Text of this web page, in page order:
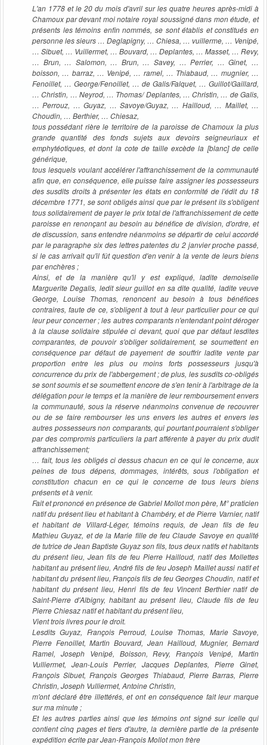
L'an 1778 et le 20 du mois d'avril sur les quatre heures après-midi à
Chamoux par devant moi notaire royal soussigné dans mon étude, et
présents les témoins enfin nommés, se sont établis et constitués en
personne les sieurs … Deglapigny, … Chiesa, … vuillerme, … Venipé,
… Sibuet, … Vuillermet, … Bouvard, … Deplantes, … Masset, … Revy,
… Brun, … Salomon, … Brun, … Savey, … Perrier, … Ginet, …
boisson, … barraz, … Venipé, … ramel, … Thiabaud, … mugnier, …
Fenoillet, … George/Fenoillet, … de Galis/Falquet, … Guillot/Gaillard,
… Christin, … Neyrod, … Thomas/ Deplantes, … Christin, … de Galis,
… Perrouz, … Guyaz, … Savoye/Guyaz, … Hailloud, … Maillet, …
Choudin, … Berthier, … Chiesaz,
tous possédant rière le territoire de la paroisse de Chamoux la plus
grande quantité des fonds sujets aux devoirs seigneuriaux et
emphytéotiques, et dont la cote de taille excède la [blanc] de celle
générique,
tous lesquels voulant accélérer l'affranchissement de la communauté
afin que, en conséquence, elle puisse faire assigner les possesseurs
des susdits droits à présenter les états en conformité de l'édit du 18
décembre 1771, se sont obligés ainsi que par le présent ils s'obligent
tous solidairement de payer le prix total de l'affranchissement de cette
paroisse en renonçant au besoin au bénéfice de division, d'ordre, et
de discussion, sans entendre néanmoins se départir de celui accordé
par le paragraphe six des lettres patentes du 2 janvier proche passé,
si le cas arrivait qu'il fût question d'en venir à la vente de leurs biens
par enchères ;
Ainsi, et de la manière qu'il y est expliqué, ladite demoiselle
Marguerite Degalis, ledit sieur guillot en sa dite qualité, ladite veuve
George, Louise Thomas, renoncent au besoin à tous bénéfices
contraires, faute de ce, s'obligent à tout à leur particulier pour ce qui
leur peur concerner ; les autres comparants n'entendant point déroger
à la clause solidaire stipulée ci devant, quoi que par défaut lesdites
comparantes, de pouvoir s'obliger solidairement, se soumettent en
conséquence par défaut de payement de souffrir ladite vente par
proportion entre les plus ou moins forts possesseurs jusqu'à
concurrence du prix de l'abbergement ; de plus, les susdits co-obligés
se sont soumis et se soumettent encore de s'en tenir à l'arbitrage de la
délégation pour le temps et la manière de leur remboursement envers
la communauté, sous la réserve néanmoins convenue de recouvrer
ou de se faire rembourser les uns envers les autres et envers les
autres possesseurs non comparants, qui pourtant pourraient s'obliger
par des compromis particuliers la part afférente à payer du prix dudit
affranchissement;
… fait, tous les obligés ci dessus chacun en ce qui le concerne, aux
peines de tous dépens, dommages, intérêts, sous l'obligation et
constitution chacun en ce qui le concerne de tous leurs biens
présents et à venir.
Fait et prononcé en présence de Gabriel Mollot mon père, M° praticien
natif du présent lieu et habitant à Chambéry, et de Pierre Varnier, natif
et habitant de Villard-Léger, témoins requis, de Jean fils de feu
Mathieu Guyaz, et de la Marie fille de feu Claude Savoye en qualité
de tutrice de Jean Baptiste Guyaz son fils, tous deux natifs et habitants
du présent lieu, Jean fils de feu Pierre Hailloud, natif des Mollettes
habitant au présent lieu, André fils de feu Joseph Maillet aussi natif et
habitant du présent lieu, François fils de feu Georges Choudin, natif et
habitant du présent lieu, Henri fils de feu Vincent Berthier natif de
Saint-Pierre d'Albigny, habitant au présent lieu, Claude fils de feu
Pierre Chiesaz natif et habitant du présent lieu,
Vient trois livres pour le droit.
Lesdits Guyaz, François Perroud, Louise Thomas, Marie Savoye,
Pierre Fenoillet, Martin Bouvard, Jean Hailloud, Mugnier, Bernard
Ramel, Joseph Venipé, Boisson, Revy, François Venipé, Martin
Vulliermet, Jean-Louis Perrier, Jacques Deplantes, Pierre Ginet,
François Sibuet, François Georges Thiabaud, Pierre Barras, Pierre
Christin, Joseph Vulliermet, Antoine Christin,
m'ont déclaré être illettérés, et ont en conséquence fait leur marque
sur ma minute ;
Et les autres parties ainsi que les témoins ont signé sur icelle qui
contient cinq pages et tiers d'autre, la dernière partie de la présente
expédition écrite par Jean-François Mollot mon frère